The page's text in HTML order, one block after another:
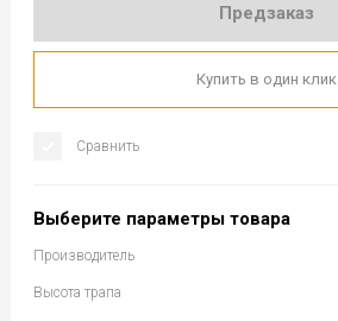
Предзаказ
Купить в один клик
Сравнить
Выберите параметры товара
Производитель
Высота трапа